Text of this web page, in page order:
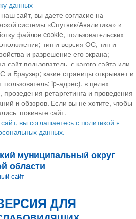
данных
сайт, вы даете согласие на
системы «Спутник/Аналитика» и
файлов cookie, пользовательских
тип и версия ОС, тип и
и разрешение его экрана;
сайт пользователь; с какого сайта или
и Браузер; какие страницы открывает и
пользователь; ip-адрес). в целях
ретаргетинга и проведения
и обзоров. Если вы не хотите, чтобы
покиньте сайт.
вы соглашаетесь с политикой в
данных.